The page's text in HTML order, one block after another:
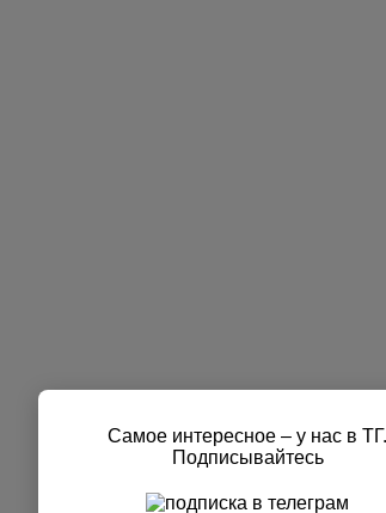
Самое интересное – у нас в ТГ.
Подписывайтесь